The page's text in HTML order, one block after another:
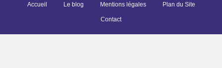
Accueil Le blog Mentions légales Plan du Site
Contact